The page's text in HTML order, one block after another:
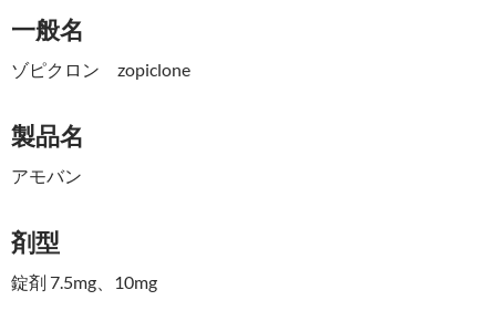
一般名
ゾピクロン zopiclone
製品名
アモバン
剤型
錠剤 7.5mg、10mg